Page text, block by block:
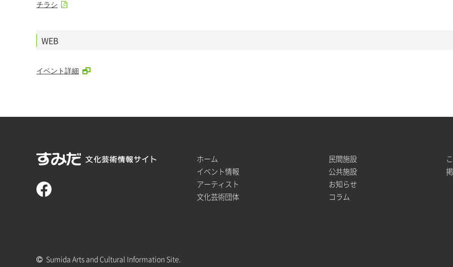
チラシ
WEB
イベント詳細
ホーム
イベント情報
アーティスト
文化芸術団体
民間施設
公共施設
お知らせ
コラム
Sumida Arts and Cultural Information Site.